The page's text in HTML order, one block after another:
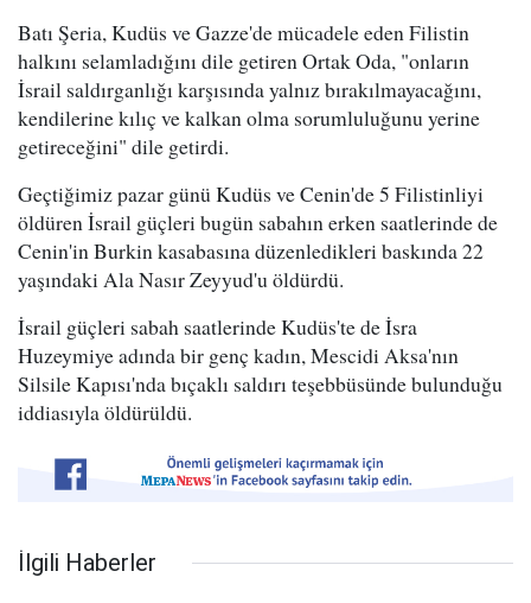
Batı Şeria, Kudüs ve Gazze'de mücadele eden Filistin
halkını selamladığını dile getiren Ortak Oda, "onların
İsrail saldırganlığı karşısında yalnız bırakılmayacağını,
kendilerine kılıç ve kalkan olma sorumluluğunu yerine
getireceğini" dile getirdi.
Geçtiğimiz pazar günü Kudüs ve Cenin'de 5 Filistinliyi
öldüren İsrail güçleri bugün sabahın erken saatlerinde de
Cenin'in Burkin kasabasına düzenledikleri baskında 22
yaşındaki Ala Nasır Zeyyud'u öldürdü.
İsrail güçleri sabah saatlerinde Kudüs'te de İsra
Huzeymiye adında bir genç kadın, Mescidi Aksa'nın
Silsile Kapısı'nda bıçaklı saldırı teşebbüsünde bulunduğu
iddiasıyla öldürüldü.
İlgili Haberler